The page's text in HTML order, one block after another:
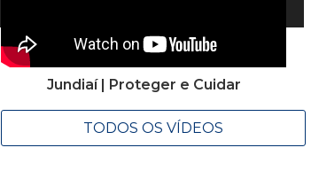
Jundiaí | Proteger e Cuidar
TODOS OS VÍDEOS